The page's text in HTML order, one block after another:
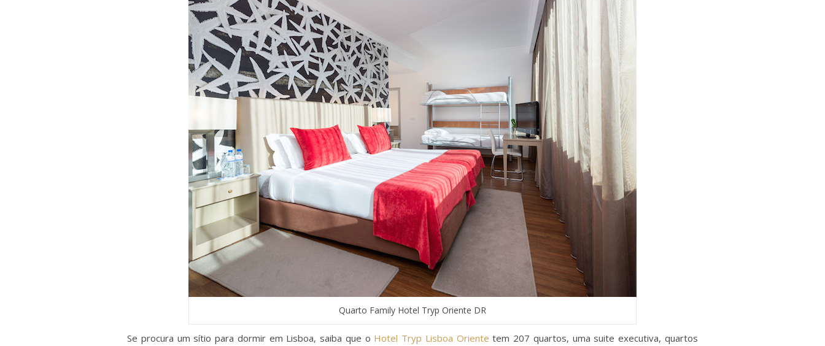
Quarto Family Hotel Tryp Oriente DR
Se procura um sítio para dormir em Lisboa, saiba que o Hotel Tryp Lisboa Oriente tem 207 quartos, uma suite executiva, quartos